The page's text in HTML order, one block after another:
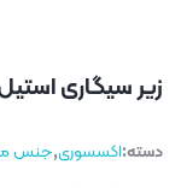
زیر سیگاری استیل
دسته:اکسسوری,جنس